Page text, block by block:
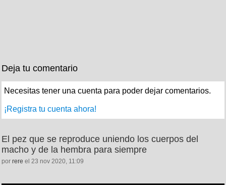
Deja tu comentario
Necesitas tener una cuenta para poder dejar comentarios.
¡Registra tu cuenta ahora!
El pez que se reproduce uniendo los cuerpos del
macho y de la hembra para siempre
por rere el 23 nov 2020, 11:09